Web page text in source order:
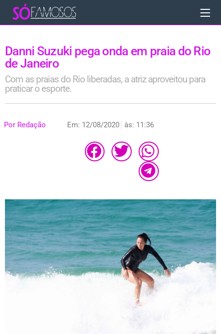
Danni Suzuki pega onda em praia do Rio
de Janeiro
Com as praias do Rio liberadas, a atriz aproveitou para
praticar o esporte.
Por Redação Em: 12/08/2020 às: 11:36